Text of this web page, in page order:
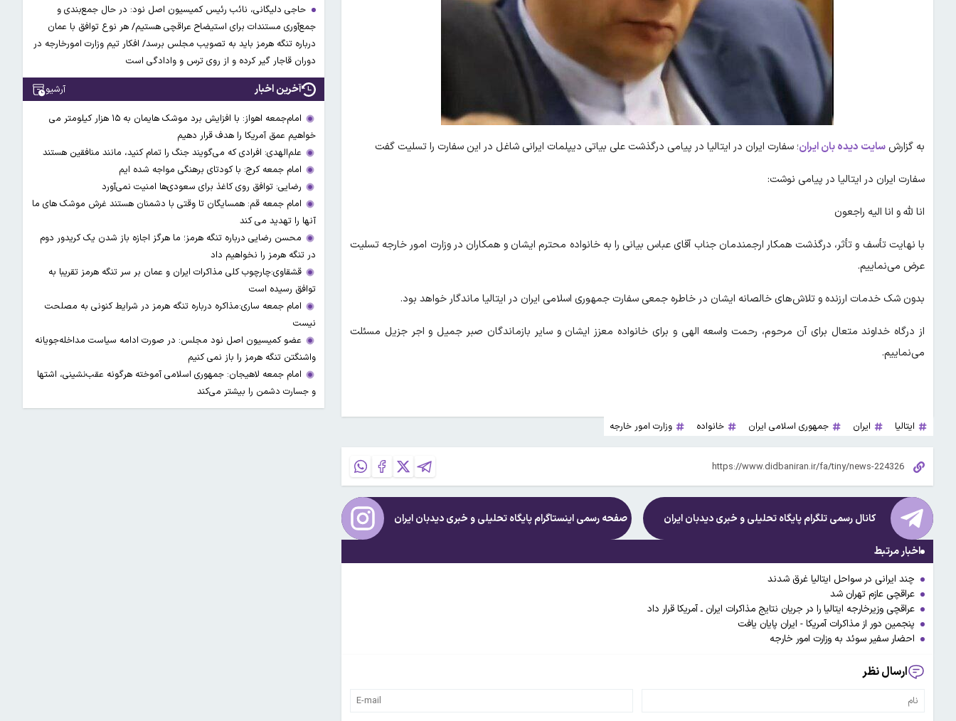
به گزارشسایت دیده بان ایران؛ سفارت ایران در ایتالیا در پیامی درگذشت علی بیاتی دیپلمات ایرانی شاغل در این سفارت را تسلیت گفت
سفارت ایران در ایتالیا در پیامی نوشت:
انا لله و انا الیه راجعون
با نهایت تأسف و تأثر، درگذشت همکار ارجمندمان جناب آقای عباس بیانی را به خانواده محترم ایشان و همکاران در وزارت امور خارجه تسلیت
عرض می‌نماییم.
بدون شک خدمات ارزنده و تلاش‌های خالصانه ایشان در خاطره جمعی سفارت جمهوری اسلامی ایران در ایتالیا ماندگار خواهد بود.
از درگاه خداوند متعال برای آن مرحوم، رحمت واسعه الهی و برای خانواده معزز ایشان و سایر بازماندگان صبر جمیل و اجر جزیل مسئلت
می‌نماییم.
ایتالیا ایران جمهوری اسلامی ایران خانواده وزارت امور خارجه
کانال رسمی تلگرام پایگاه تحلیلی و خبریدیدبان ایران صفحه رسمی اینستاگرام پایگاه تحلیلی و خبریدیدبان ایران
اخبار مرتبط
چند ایرانی در سواحل ایتالیا غرق شدند
عراقچی عازم تهران شد
عراقچی وزیرخارجه ایتالیا را در جریان نتایج مذاکرات ایران ـ آمریکا قرار داد
پنجمین دور از مذاکرات آمریکا - ایران پایان یافت
احضار سفیر سوئد به وزارت امور خارجه
ارسال نظر
حاجی دلیگانی، نائب رئیس کمیسیون اصل نود: در حال جمع‌بندی و
جمع‌آوری مستندات برای استیضاح عراقچی هستیم/ هر نوع توافق با عمان
درباره تنگه هرمز باید به تصویب مجلس برسد/ افکار تیم وزارت امورخارجه در
دوران قاجار گیر کرده و از روی ترس و وادادگی است
آخرین اخبار آرشیو
امام‌جمعه اهواز: با افزایش برد موشک هایمان به ۱۵ هزار کیلومتر می
خواهیم عمق آمریکا را هدف قرار دهیم
علم‌الهدی: افرادی که می‌گویند جنگ را تمام کنید، مانند منافقین هستند
امام جمعه کرج: با کودتای برهنگی مواجه شده ایم
رضایی: توافق روی کاغذ برای سعودی‌ها امنیت نمی‌آورد
امام جمعه قم: همسایگان تا وقتی با دشمنان هستند غرش موشک های ما
آنها را تهدید می کند
محسن رضایی درباره تنگه هرمز؛ ما هرگز اجازه باز شدن یک کریدور دوم
در تنگه هرمز را نخواهیم داد
قشقاوی:چارچوب کلی مذاکرات ایران و عمان بر سر تنگه هرمز تقریبا به
توافق رسیده است
امام جمعه ساری:مذاکره درباره تنگه هرمز در شرایط کنونی به مصلحت
نیست
عضو کمیسیون اصل نود مجلس: در صورت ادامه سیاست مداخله‌جویانه
واشنگتن تنگه هرمز را باز نمی کنیم
امام جمعه لاهیجان: جمهوری اسلامی آموخته هرگونه عقب‌نشینی، اشتها
و جسارت دشمن را بیشتر می‌کند